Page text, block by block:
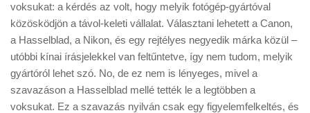
Helyszíni Riport
E-BB
voksukat: a kérdés az volt, hogy melyik fotógép-gyártóval
közösködjön a távol-keleti vállalat. Választani lehetett a Canon,
a Hasselblad, a Nikon, és egy rejtélyes negyedik márka közül –
utóbbi kínai írásjelekkel van feltűntetve, így nem tudom, melyik
gyártóról lehet szó. No, de ez nem is lényeges, mivel a
szavazáson a Hasselblad mellé tették le a legtöbben a
voksukat. Ez a szavazás nyilván csak egy figyelemfelkeltés, és